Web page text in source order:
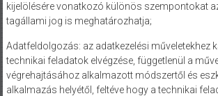
kijelölésére vonatkozó különös szempontokat
tagállami jog is meghatározhatja;
Adatfeldolgozás: az adatkezelési műveletekhez
technikai feladatok elvégzése, függetlenül a
végrehajtásához alkalmazott módszertől és
alkalmazás helyétől, feltéve hogy a technikai